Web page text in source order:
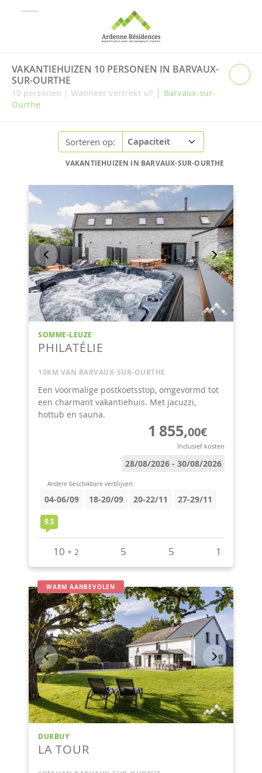
VAKANTIEHUIZEN 10 PERSONEN IN BARVAUX-
SUR-OURTHE
10 personen | Wanneer vertrekt u? | Barvaux-sur-
Ourthe
Sorteren op:
VAKANTIEHUIZEN IN BARVAUX-SUR-OURTHE